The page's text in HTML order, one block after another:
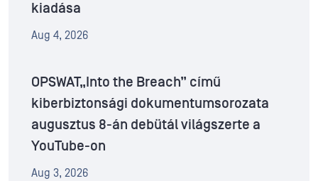
kiadása
Aug 4, 2026
OPSWAT„Into the Breach” című
kiberbiztonsági dokumentumsorozata
augusztus 8-án debütál világszerte a
YouTube-on
Aug 3, 2026